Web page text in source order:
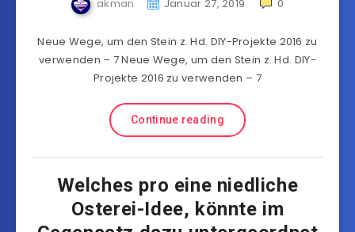
akman Januar 27, 2019 0
Neue Wege, um den Stein z. Hd. DIY-Projekte 2016 zu
verwenden – 7 Neue Wege, um den Stein z. Hd. DIY-
Projekte 2016 zu verwenden – 7
Continue reading
Welches pro eine niedliche
Osterei-Idee, könnte im